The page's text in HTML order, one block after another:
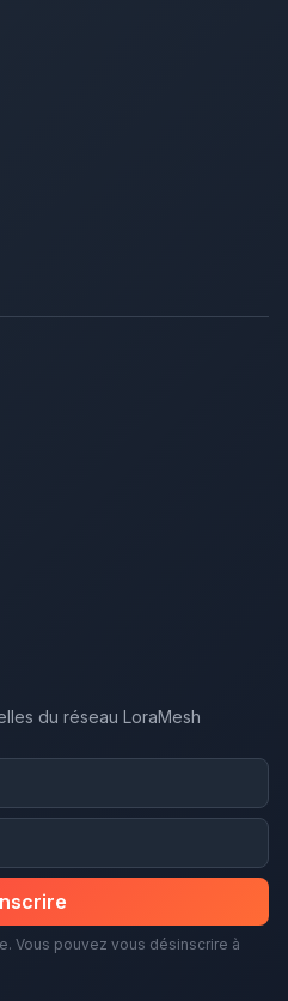
du réseau LoraMesh
Vous pouvez vous désinscrire à